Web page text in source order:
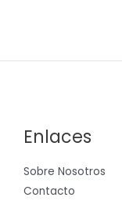
Enlaces
Sobre Nosotros
Contacto